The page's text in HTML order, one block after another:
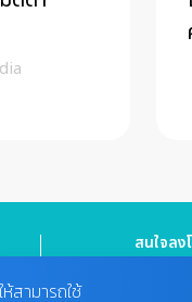
สนใจลง
สามารถใช้